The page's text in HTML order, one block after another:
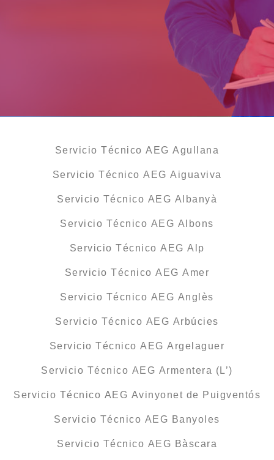
Servicio Técnico AEG Agullana
Servicio Técnico AEG Aiguaviva
Servicio Técnico AEG Albanyà
Servicio Técnico AEG Albons
Servicio Técnico AEG Alp
Servicio Técnico AEG Amer
Servicio Técnico AEG Anglès
Servicio Técnico AEG Arbúcies
Servicio Técnico AEG Argelaguer
Servicio Técnico AEG Armentera (L’)
Servicio Técnico AEG Avinyonet de Puigventós
Servicio Técnico AEG Banyoles
Servicio Técnico AEG Bàscara